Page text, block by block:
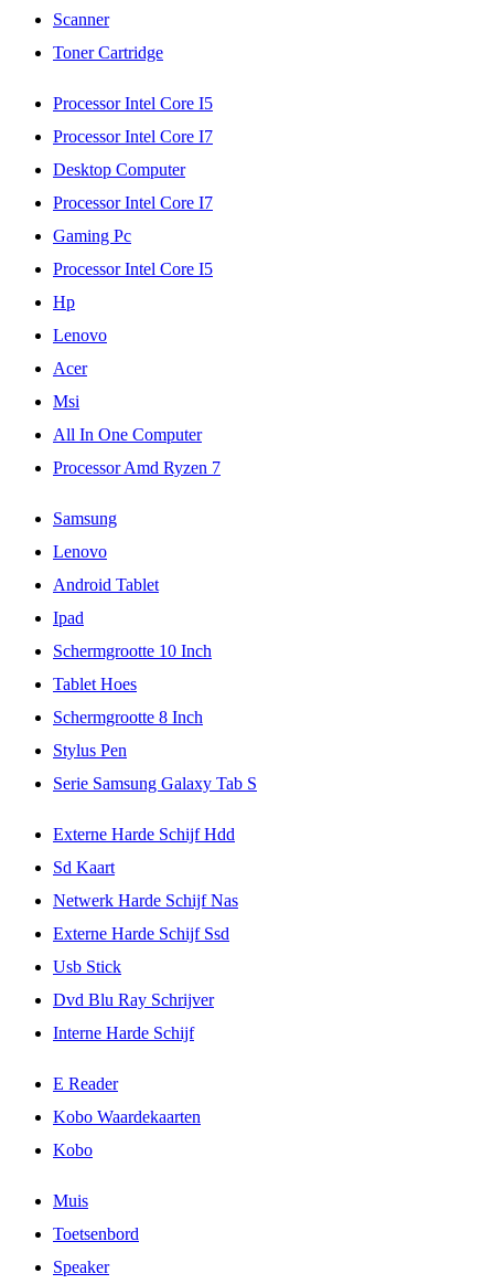
Scanner
Toner Cartridge
Processor Intel Core I5
Processor Intel Core I7
Desktop Computer
Processor Intel Core I7
Gaming Pc
Processor Intel Core I5
Hp
Lenovo
Acer
Msi
All In One Computer
Processor Amd Ryzen 7
Samsung
Lenovo
Android Tablet
Ipad
Schermgrootte 10 Inch
Tablet Hoes
Schermgrootte 8 Inch
Stylus Pen
Serie Samsung Galaxy Tab S
Externe Harde Schijf Hdd
Sd Kaart
Netwerk Harde Schijf Nas
Externe Harde Schijf Ssd
Usb Stick
Dvd Blu Ray Schrijver
Interne Harde Schijf
E Reader
Kobo Waardekaarten
Kobo
Muis
Toetsenbord
Speaker